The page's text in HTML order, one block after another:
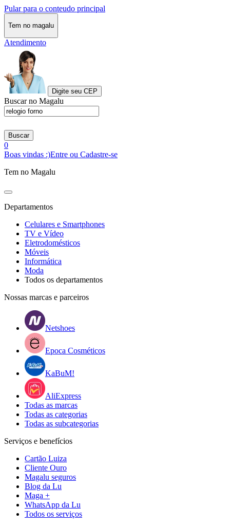
Pular para o conteudo principal
Tem no magalu
Atendimento
Digite seu CEP
Buscar no Magalu
Buscar
0
Boas vindas :)Entre ou Cadastre-se
Tem no Magalu
Departamentos
Celulares e Smartphones
TV e Vídeo
Eletrodomésticos
Móveis
Informática
Moda
Todos os departamentos
Nossas marcas e parceiros
Netshoes
Epoca Cosméticos
KaBuM!
AliExpress
Todas as marcas
Todas as categorias
Todas as subcategorias
Serviços e benefícios
Cartão Luiza
Cliente Ouro
Magalu seguros
Blog da Lu
Maga +
WhatsApp da Lu
Todos os serviços